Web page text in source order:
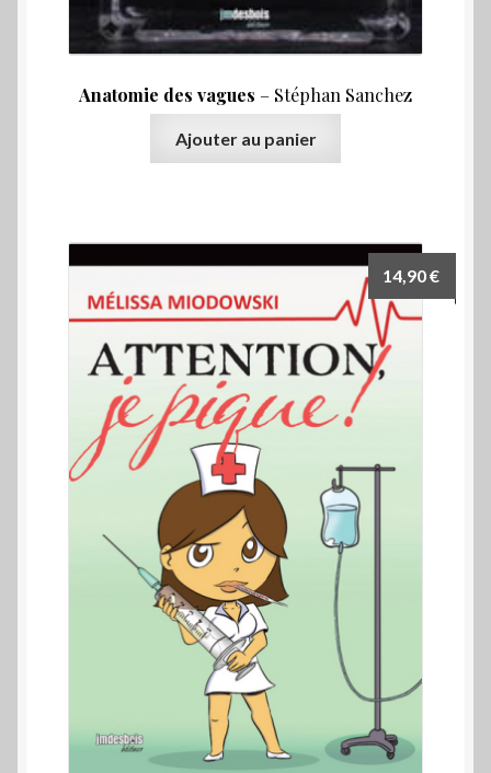
Anatomie des vagues – Stéphan Sanchez
Ajouter au panier
14,90€